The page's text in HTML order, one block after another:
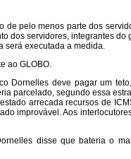
de pelo menos parte dos
dos servidores, integrantes
será executada a medida.
ao GLOBO.
Dornelles deve pagar um
parcelado, segundo essa
arrecada recursos de
improvável. Aos
disse que bateria o